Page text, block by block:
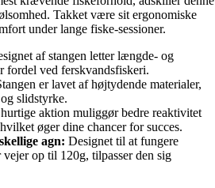
Takket være sit ergonomiske
under lange fiske-sessioner.
af stangen letter længde- og
fordel ved ferskvandsfiskeri.
er lavet af højtydende materialer,
slidstyrke.
aktion muliggør bedre reaktivitet
øger dine chancer for succes.
agn: Designet til at fungere
op til 120g, tilpasser den sig